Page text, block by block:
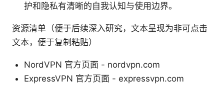
护和隐私有清晰的自我认知与使用边界。
资源清单（便于后续深入研究，文本呈现为非可点击
文本，便于复制粘贴）
NordVPN 官方页面 - nordvpn.com
ExpressVPN 官方页面 - expressvpn.com